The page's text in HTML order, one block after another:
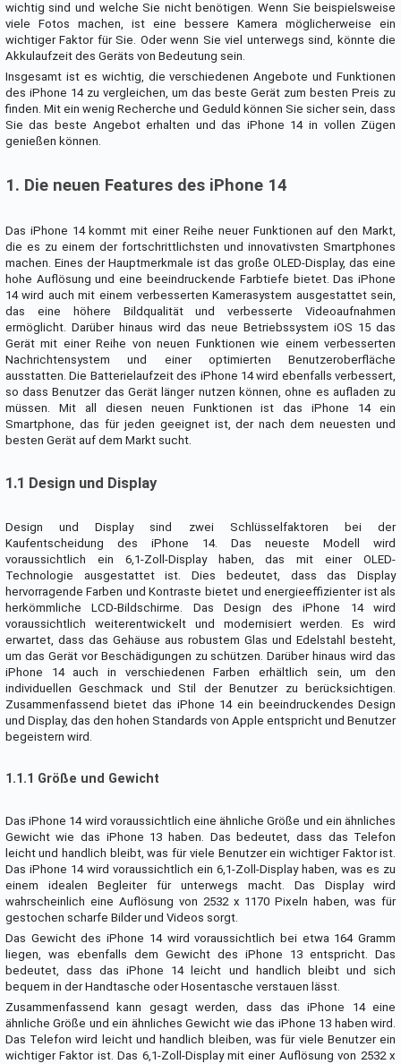
wichtig sind und welche Sie nicht benötigen. Wenn Sie beispielsweise
viele Fotos machen, ist eine bessere Kamera möglicherweise ein
wichtiger Faktor für Sie. Oder wenn Sie viel unterwegs sind, könnte die
Akkulaufzeit des Geräts von Bedeutung sein.
Insgesamt ist es wichtig, die verschiedenen Angebote und Funktionen
des iPhone 14 zu vergleichen, um das beste Gerät zum besten Preis zu
finden. Mit ein wenig Recherche und Geduld können Sie sicher sein, dass
Sie das beste Angebot erhalten und das iPhone 14 in vollen Zügen
genießen können.
1. Die neuen Features des iPhone 14
Das iPhone 14 kommt mit einer Reihe neuer Funktionen auf den Markt,
die es zu einem der fortschrittlichsten und innovativsten Smartphones
machen. Eines der Hauptmerkmale ist das große OLED-Display, das eine
hohe Auflösung und eine beeindruckende Farbtiefe bietet. Das iPhone
14 wird auch mit einem verbesserten Kamerasystem ausgestattet sein,
das eine höhere Bildqualität und verbesserte Videoaufnahmen
ermöglicht. Darüber hinaus wird das neue Betriebssystem iOS 15 das
Gerät mit einer Reihe von neuen Funktionen wie einem verbesserten
Nachrichtensystem und einer optimierten Benutzeroberfläche
ausstatten. Die Batterielaufzeit des iPhone 14 wird ebenfalls verbessert,
so dass Benutzer das Gerät länger nutzen können, ohne es aufladen zu
müssen. Mit all diesen neuen Funktionen ist das iPhone 14 ein
Smartphone, das für jeden geeignet ist, der nach dem neuesten und
besten Gerät auf dem Markt sucht.
1.1 Design und Display
Design und Display sind zwei Schlüsselfaktoren bei der
Kaufentscheidung des iPhone 14. Das neueste Modell wird
voraussichtlich ein 6,1-Zoll-Display haben, das mit einer OLED-
Technologie ausgestattet ist. Dies bedeutet, dass das Display
hervorragende Farben und Kontraste bietet und energieeffizienter ist als
herkömmliche LCD-Bildschirme. Das Design des iPhone 14 wird
voraussichtlich weiterentwickelt und modernisiert werden. Es wird
erwartet, dass das Gehäuse aus robustem Glas und Edelstahl besteht,
um das Gerät vor Beschädigungen zu schützen. Darüber hinaus wird das
iPhone 14 auch in verschiedenen Farben erhältlich sein, um den
individuellen Geschmack und Stil der Benutzer zu berücksichtigen.
Zusammenfassend bietet das iPhone 14 ein beeindruckendes Design
und Display, das den hohen Standards von Apple entspricht und Benutzer
begeistern wird.
1.1.1 Größe und Gewicht
Das iPhone 14 wird voraussichtlich eine ähnliche Größe und ein ähnliches
Gewicht wie das iPhone 13 haben. Das bedeutet, dass das Telefon
leicht und handlich bleibt, was für viele Benutzer ein wichtiger Faktor ist.
Das iPhone 14 wird voraussichtlich ein 6,1-Zoll-Display haben, was es zu
einem idealen Begleiter für unterwegs macht. Das Display wird
wahrscheinlich eine Auflösung von 2532 x 1170 Pixeln haben, was für
gestochen scharfe Bilder und Videos sorgt.
Das Gewicht des iPhone 14 wird voraussichtlich bei etwa 164 Gramm
liegen, was ebenfalls dem Gewicht des iPhone 13 entspricht. Das
bedeutet, dass das iPhone 14 leicht und handlich bleibt und sich
bequem in der Handtasche oder Hosentasche verstauen lässt.
Zusammenfassend kann gesagt werden, dass das iPhone 14 eine
ähnliche Größe und ein ähnliches Gewicht wie das iPhone 13 haben wird.
Das Telefon wird leicht und handlich bleiben, was für viele Benutzer ein
wichtiger Faktor ist. Das 6,1-Zoll-Display mit einer Auflösung von 2532 x